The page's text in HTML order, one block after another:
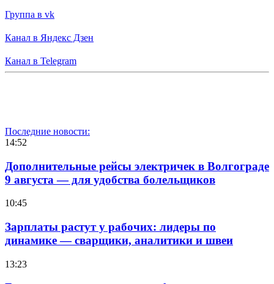
Группа в vk
Канал в Яндекс Дзен
Канал в Telegram
Последние новости:
14:52
Дополнительные рейсы электричек в Волгограде
9 августа — для удобства болельщиков
10:45
Зарплаты растут у рабочих: лидеры по
динамике — сварщики, аналитики и швеи
13:23